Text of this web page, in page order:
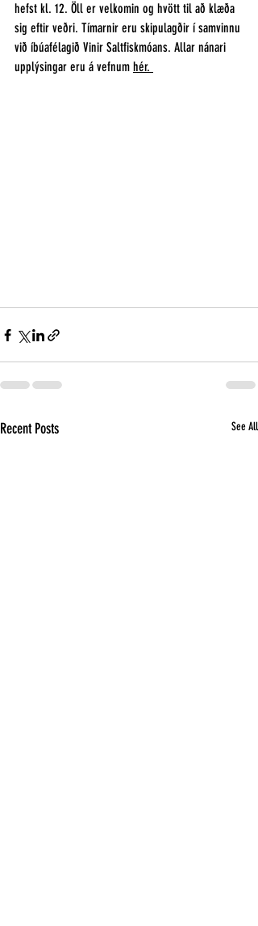
hefst kl. 12. Öll er velkomin og hvött til að klæða
sig eftir veðri. Tímarnir eru skipulagðir í samvinnu
við íbúafélagið Vinir Saltfiskmóans. Allar nánari
upplýsingar eru á vefnum hér.
Recent Posts See All